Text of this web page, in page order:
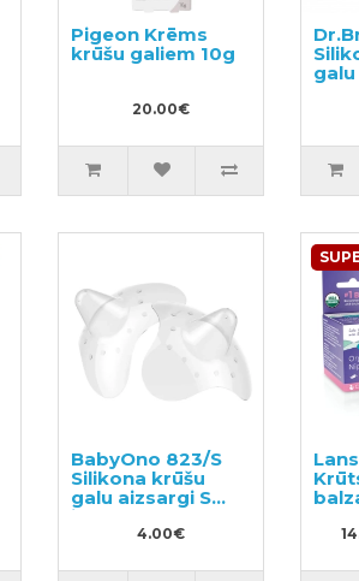
Pigeon Krēms
krūšu galiem 10g
20.00€
BabyOno 823/S
Silikona krūšu
galu aizsargi S
izmērs
4.00€